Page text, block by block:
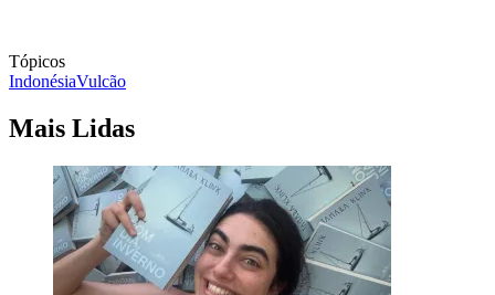
Tópicos
IndonésiaVulcão
Mais Lidas